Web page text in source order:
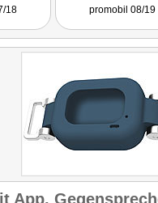
18 promobil 08/19
App,